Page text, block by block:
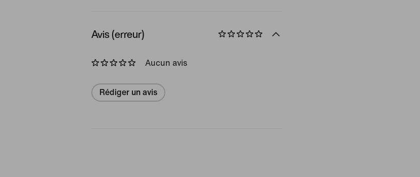
Avis (erreur)
Aucun avis
Rédiger un avis